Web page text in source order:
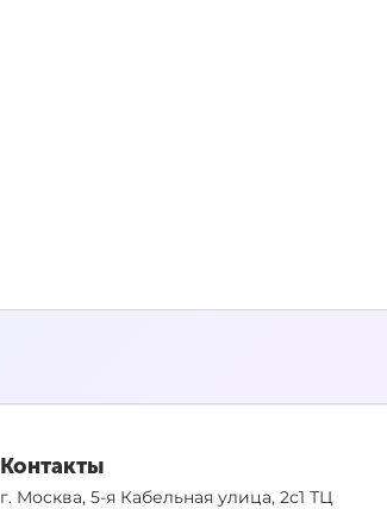
Контакты
г. Москва, 5-я Кабельная улица, 2с1 ТЦ